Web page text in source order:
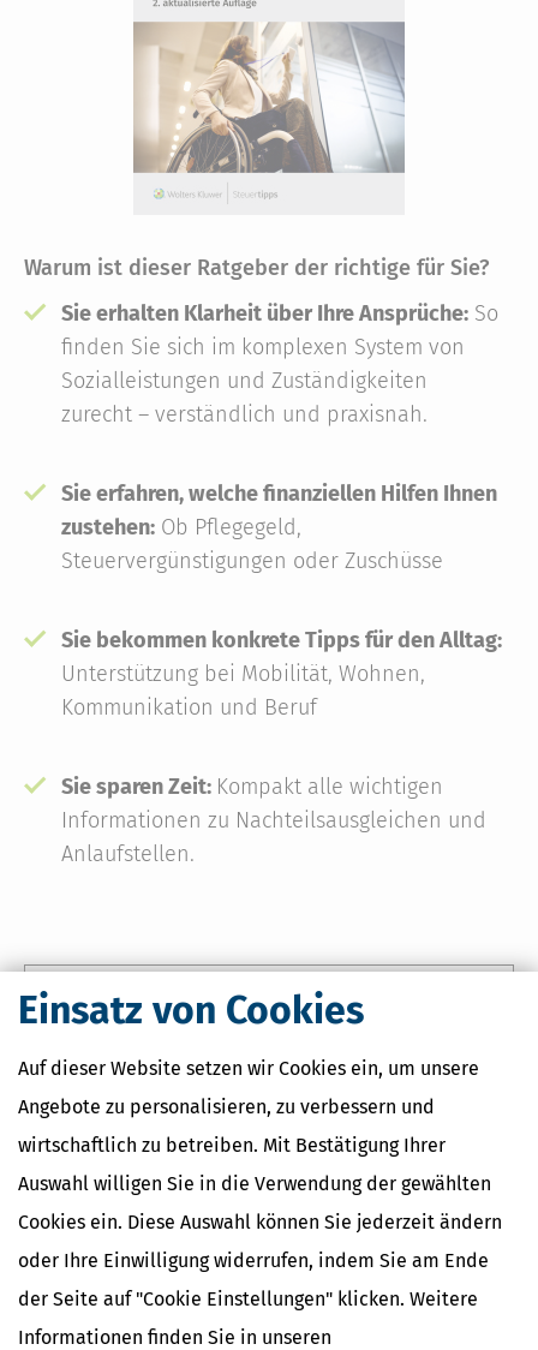
Einsatz von Cookies
Auf dieser Website setzen wir Cookies ein, um unsere
Angebote zu personalisieren, zu verbessern und
wirtschaftlich zu betreiben. Mit Bestätigung Ihrer
Auswahl willigen Sie in die Verwendung der gewählten
Cookies ein. Diese Auswahl können Sie jederzeit ändern
oder Ihre Einwilligung widerrufen, indem Sie am Ende
der Seite auf "Cookie Einstellungen" klicken. Weitere
Informationen finden Sie in unseren
Warum ist dieser Ratgeber der richtige für Sie?
Sie erhalten Klarheit über Ihre Ansprüche: So
finden Sie sich im komplexen System von
Sozialleistungen und Zuständigkeiten
zurecht – verständlich und praxisnah.
Sie erfahren, welche finanziellen Hilfen Ihnen
zustehen: Ob Pflegegeld,
Steuervergünstigungen oder Zuschüsse
Sie bekommen konkrete Tipps für den Alltag:
Unterstützung bei Mobilität, Wohnen,
Kommunikation und Beruf
Sie sparen Zeit: Kompakt alle wichtigen
Informationen zu Nachteilsausgleichen und
Anlaufstellen.
Erhältlich als Taschenbuch und als E-Book
Taschenbuch
19,
E-Book
18,
Stand: Februar 2025
312 Seiten
DIN A 5